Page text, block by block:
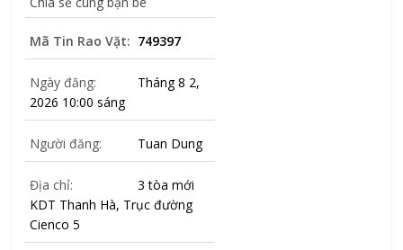
Mã Tin Rao Vặt: 749397
Ngày đăng:
Tháng 8 2,
2026 10:00 sáng
Người đăng: Tuan Dung
Địa chỉ:
3 tòa mới
KDT Thanh Hà, Trục đường
Cienco 5